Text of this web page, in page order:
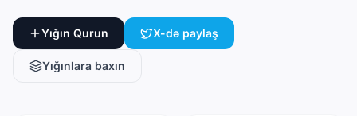
Yığın Qurun X-də paylaş
Yığınlara baxın